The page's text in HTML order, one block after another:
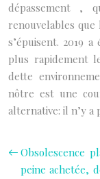
dépassement ,
renouvelables
s’épuisent. 2019
plus rapidement
dette
nôtre est une
alternative: il n’y a
Obsolescence
peine achetée,